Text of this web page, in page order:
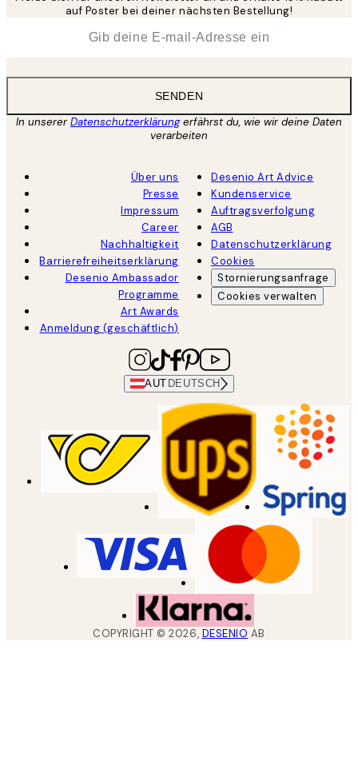
auf Poster bei deiner nächsten Bestellung!
SENDEN
In unsererDatenschutzerklärungerfährst du, wie wir deine Daten
verarbeiten
Über uns
Presse
Impressum
Career
Nachhaltigkeit
Barrierefreiheitserklärung
Desenio Ambassador
Programme
Art Awards
Anmeldung (geschäftlich)
Desenio Art Advice
Kundenservice
Auftragsverfolgung
AGB
Datenschutzerklärung
Cookies
Stornierungsanfrage
Cookies verwalten
AUT DEUTSCH
COPYRIGHT ©2026, DESENIO AB